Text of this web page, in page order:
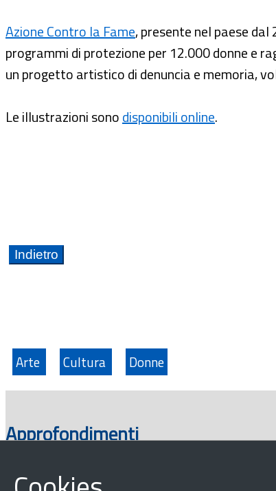
Azione Contro la Fame, presente nel paese
programmi di protezione per 12.000 donne e
un progetto artistico di denuncia e memoria,
Le illustrazioni sonodisponibili online.
Arte Cultura Donne
Approfondimenti